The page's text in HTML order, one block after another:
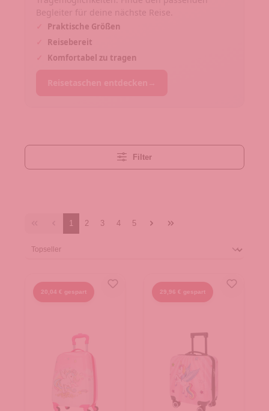
Begleiter für deine nächste Reise.
Praktische Größen
Reisebereit
Komfortabel zu tragen
Filter
1 2 3 4 5
20,04 € gespart 29,96 € gespart